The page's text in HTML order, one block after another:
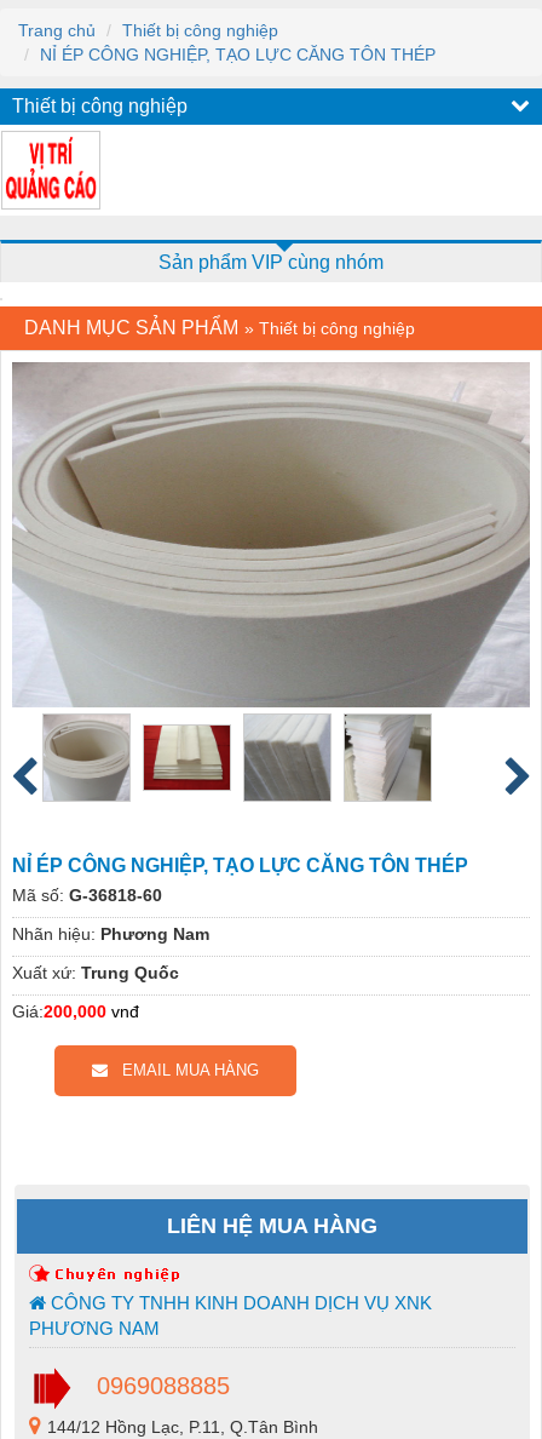
Trang chủ
Thiết bị công nghiệp
NỈ ÉP CÔNG NGHIỆP, TẠO LỰC CĂNG TÔN THÉP
Thiết bị công nghiệp
Sản phẩm VIP cùng nhóm
DANH MỤC SẢN PHẨM » Thiết bị công nghiệp
NỈ ÉP CÔNG NGHIỆP, TẠO LỰC CĂNG TÔN THÉP
Mã số: G-36818-60
Nhãn hiệu: Phương Nam
Xuất xứ: Trung Quốc
Giá:200,000 vnđ
EMAIL MUA HÀNG
LIÊN HỆ MUA HÀNG
CÔNG TY TNHH KINH DOANH DỊCH VỤ XNK
PHƯƠNG NAM
0969088885
144/12 Hồng Lạc, P.11, Q.Tân Bình